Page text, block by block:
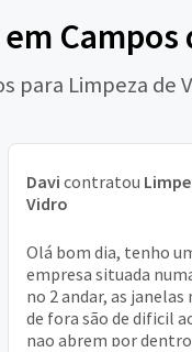
Campos
para Limpeza de
Davi contratou
Vidro
Olá bom dia, tenho
empresa situada
no 2 andar, as janelas
de fora são de dificil
nao abrem por